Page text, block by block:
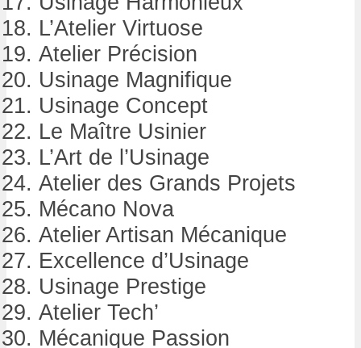
L’Atelier Virtuose
Atelier Précision
Usinage Magnifique
Usinage Concept
Le Maître Usinier
L’Art de l’Usinage
Atelier des Grands Projets
Mécano Nova
Atelier Artisan Mécanique
Excellence d’Usinage
Usinage Prestige
Atelier Tech’
Mécanique Passion